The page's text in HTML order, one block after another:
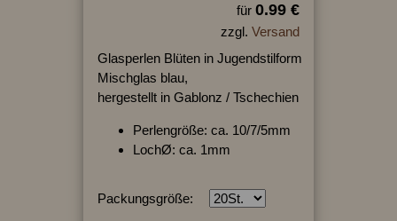
für 0.99 €
zzgl. Versand
Glasperlen Blüten in Jugendstilform
Mischglas blau,
hergestellt in Gablonz / Tschechien
Perlengröße: ca. 10/7/5mm
LochØ: ca. 1mm
Packungsgröße: